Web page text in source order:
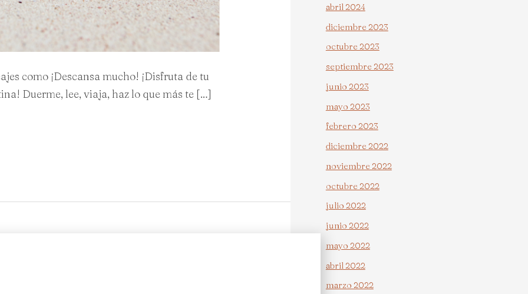
como ¡Descansa mucho! ¡Disfruta de tu
Duerme, lee, viaja, haz lo que más te […]
abril 2024
diciembre 2023
octubre 2023
septiembre 2023
junio 2023
mayo 2023
febrero 2023
diciembre 2022
noviembre 2022
octubre 2022
julio 2022
junio 2022
mayo 2022
abril 2022
marzo 2022